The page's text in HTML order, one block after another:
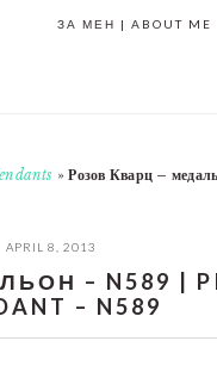
ЗА МЕН | ABOUT ME
»Розов Кварц –
APRIL 8, 2013
– N589 |
– N589